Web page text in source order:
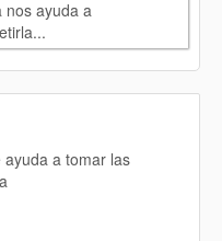
nos ayuda a
a tomar las